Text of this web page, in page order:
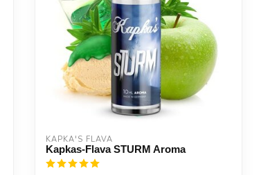
KAPKA'S FLAVA
Kapkas-Flava STURM Aroma